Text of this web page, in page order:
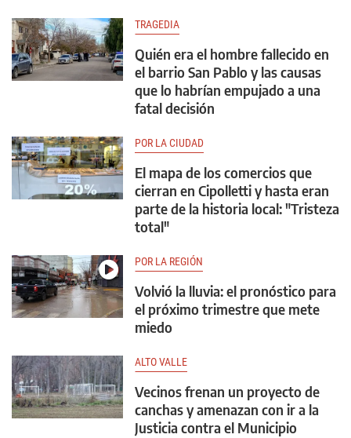
TRAGEDIA
Quién era el hombre fallecido en
el barrio San Pablo y las causas
que lo habrían empujado a una
fatal decisión
POR LA CIUDAD
El mapa de los comercios que
cierran en Cipolletti y hasta eran
parte de la historia local: "Tristeza
total"
POR LA REGIÓN
Volvió la lluvia: el pronóstico para
el próximo trimestre que mete
miedo
ALTO VALLE
Vecinos frenan un proyecto de
canchas y amenazan con ir a la
Justicia contra el Municipio